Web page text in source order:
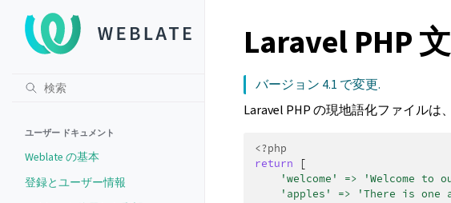
ユーザー ドキュメント
Weblate の基本
登録とユーザー情報
Laravel PHP
バージョン 4.1 で変更.
Laravel PHP の現地語化ファイル
<?php
return
[
'welcome'
=> 'Welcome to
'apples'
=> 'There is one